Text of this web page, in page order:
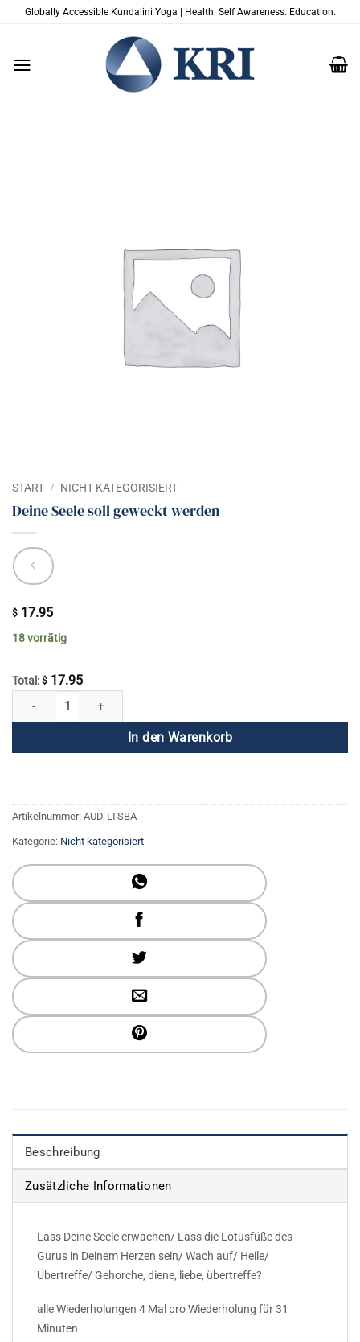
ZumGlobally Accessible Kundalini Yoga | Health. Self Awareness. Education.
START / NICHT KATEGORISIERT
Deine Seele soll geweckt werden
$ 17.95
18 vorrätig
Total: $ 17.95
Deine Seele soll geweckt werden Menge
In den Warenkorb
Artikelnummer: AUD-LTSBA
Kategorie: Nicht kategorisiert
Beschreibung
Zusätzliche Informationen
Lass Deine Seele erwachen/ Lass die Lotusfüße des
Gurus in Deinem Herzen sein/ Wach auf/ Heile/
Übertreffe/ Gehorche, diene, liebe, übertreffe?
alle Wiederholungen 4 Mal pro Wiederholung für 31
Minuten